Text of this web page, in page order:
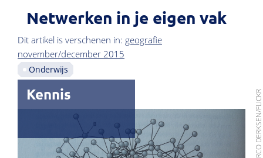
Netwerken in je eigen vak
Dit artikel is verschenen in: geografie
november/december 2015
Onderwijs
Kennis